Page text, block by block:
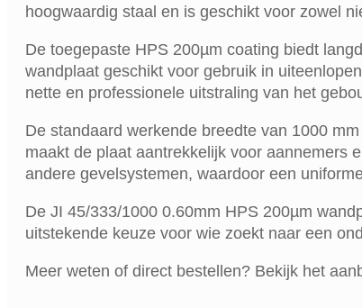
hoogwaardig staal en is geschikt voor zowel
De toegepaste HPS 200µm coating biedt
wandplaat geschikt voor gebruik in
nette en professionele uitstraling van het
De standaard werkende breedte van 1000
maakt de plaat aantrekkelijk voor aannemers
andere gevelsystemen, waardoor een
De JI 45/333/1000 0.60mm HPS 200µm
uitstekende keuze voor wie zoekt naar een
Meer weten of direct bestellen? Bekijk het